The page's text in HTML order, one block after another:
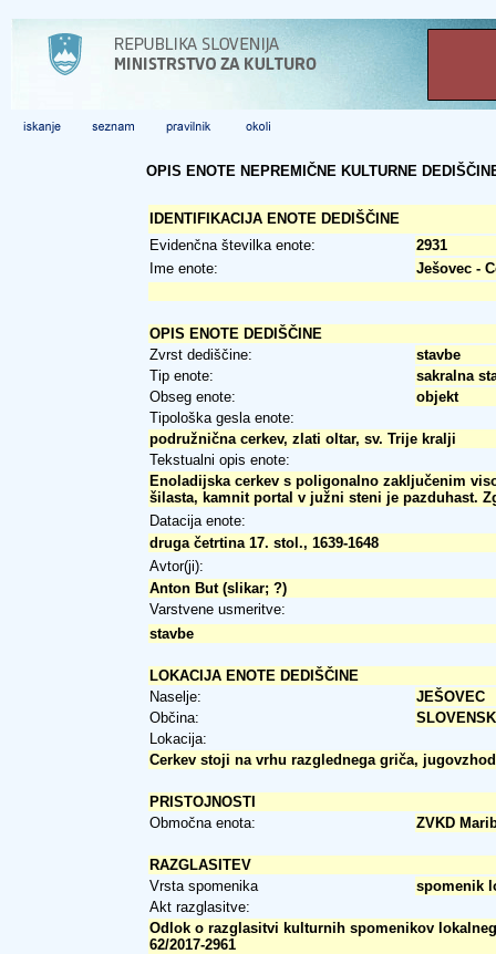
OPIS ENOTE NEPREMIČNE KULTURNE
IDENTIFIKACIJA ENOTE DEDIŠČINE
Evidenčna številka enote:
2931
Ime enote:
Ješovec -
OPIS ENOTE DEDIŠČINE
Zvrst dediščine:
stavbe
Tip enote:
sakralna
Obseg enote:
objekt
Tipološka gesla enote:
podružnična cerkev, zlati oltar, sv. Trije kralji
Tekstualni opis enote:
Enoladijska cerkev s poligonalno zaključenim
šilasta, kamnit portal v južni steni je pazduhast.
Datacija enote:
druga četrtina 17. stol., 1639-1648
Avtor(ji):
Anton But (slikar; ?)
Varstvene usmeritve:
stavbe
LOKACIJA ENOTE DEDIŠČINE
Naselje:
JEŠOVEC
Občina:
Lokacija:
Cerkev stoji na vrhu razglednega griča,
PRISTOJNOSTI
Območna enota:
ZVKD
RAZGLASITEV
Vrsta spomenika
spomenik
Akt razglasitve:
Odlok o razglasitvi kulturnih spomenikov
62/2017-2961